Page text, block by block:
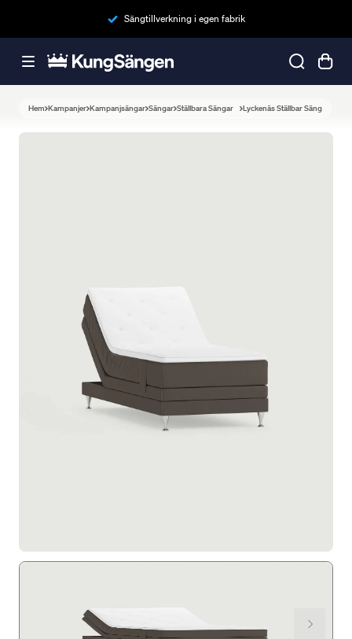
Sängtillverkning i egen fabrik
Hem Kampanjer Kampanjsängar Sängar Ställbara Sängar Lyckenäs Ställbar Säng